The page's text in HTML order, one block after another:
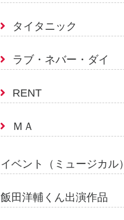
タイタニック
ラブ・ネバー・ダイ
RENT
ＭＡ
イベント（ミュージカル）
飯田洋輔くん出演作品